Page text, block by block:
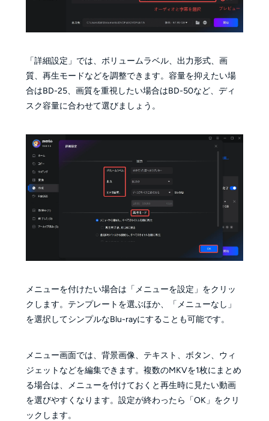
「詳細設定」では、ボリュームラベル、出力形式、画
質、再生モードなどを調整できます。容量を抑えたい場
合はBD-25、画質を重視したい場合はBD-50など、ディ
スク容量に合わせて選びましょう。
メニューを付けたい場合は「メニューを設定」をクリッ
クします。テンプレートを選ぶほか、「メニューなし」
を選択してシンプルなBlu-rayにすることも可能です。
メニュー画面では、背景画像、テキスト、ボタン、ウィ
ジェットなどを編集できます。複数のMKVを1枚にまとめ
る場合は、メニューを付けておくと再生時に見たい動画
を選びやすくなります。設定が終わったら「OK」をクリ
ックします。